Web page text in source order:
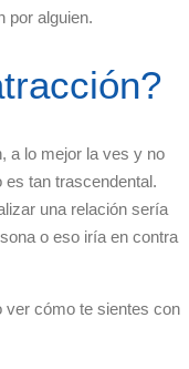
por alguien.
a lo mejor la ves y no
es tan trascendental.
una relación sería
o eso iría en contra
ver cómo te sientes con